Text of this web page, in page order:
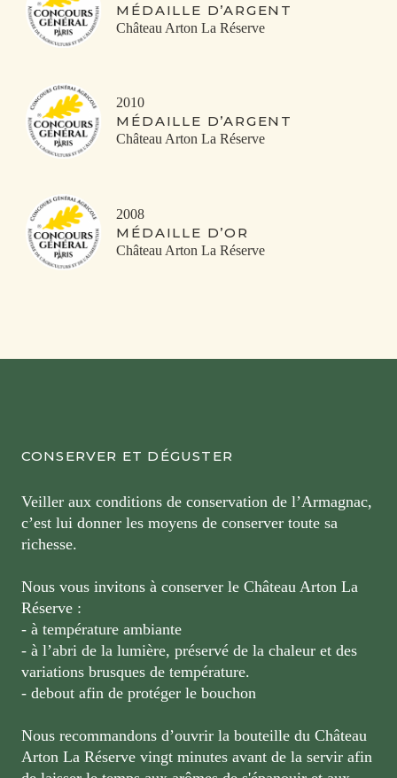
MÉDAILLE D’ARGENT
Château Arton La Réserve
2010
MÉDAILLE D’ARGENT
Château Arton La Réserve
2008
MÉDAILLE D’OR
Château Arton La Réserve
CONSERVER ET DÉGUSTER
Veiller aux conditions de conservation de l’Armagnac,
c’est lui donner les moyens de conserver toute sa
richesse.
Nous vous invitons à conserver le Château Arton La
Réserve :
- à température ambiante
- à l’abri de la lumière, préservé de la chaleur et des
variations brusques de température.
- debout afin de protéger le bouchon
Nous recommandons d’ouvrir la bouteille du Château
Arton La Réserve vingt minutes avant de la servir afin